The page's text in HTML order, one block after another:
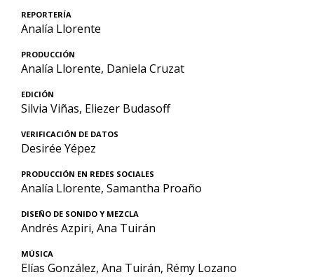
REPORTERÍA
Analía Llorente
PRODUCCIÓN
Analía Llorente, Daniela Cruzat
EDICIÓN
Silvia Viñas, Eliezer Budasoff
VERIFICACIÓN DE DATOS
Desirée Yépez
PRODUCCIÓN EN REDES SOCIALES
Analía Llorente, Samantha Proaño
DISEÑO DE SONIDO Y MEZCLA
Andrés Azpiri, Ana Tuirán
MÚSICA
Elías González, Ana Tuirán, Rémy Lozano